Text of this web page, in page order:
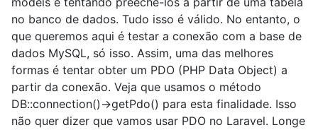
no banco de dados. Tudo isso é válido. No entanto, o
que queremos aqui é testar a conexão com a base de
dados MySQL, só isso. Assim, uma das melhores
formas é tentar obter um PDO (PHP Data Object) a
partir da conexão. Veja que usamos o método
DB::connection()->getPdo() para esta finalidade. Isso
não quer dizer que vamos usar PDO no Laravel. Longe